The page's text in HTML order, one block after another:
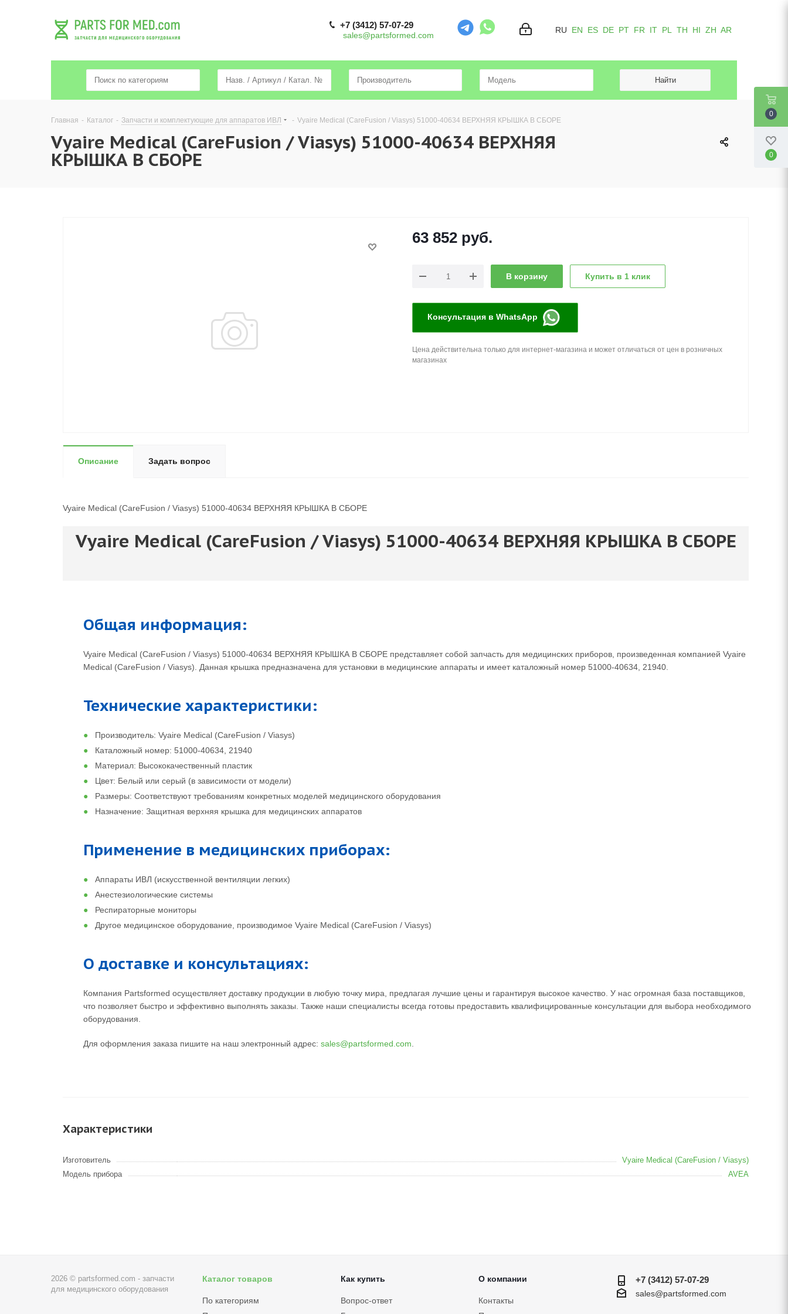
RU EN ES DE PT FR IT PL TH HI ZH AR
+7 (3412) 57-07-29
sales@partsformed.com
Главная - Каталог - Запчасти и комплектующие для аппаратов ИВЛ - Vyaire Medical (CareFusion / Viasys) 51000-40634 ВЕРХНЯЯ КРЫШКА В СБОРЕ
Vyaire Medical (CareFusion / Viasys) 51000-40634 ВЕРХНЯЯ
КРЫШКА В СБОРЕ
63 852 руб.
В корзину Купить в 1 клик
Консультация в WhatsApp
Цена действительна только для интернет-магазина и может отличаться от цен в розничных
магазинах
Описание Задать вопрос
Vyaire Medical (CareFusion / Viasys) 51000-40634 ВЕРХНЯЯ КРЫШКА В СБОРЕ
Vyaire Medical (CareFusion / Viasys) 51000-40634 ВЕРХНЯЯ КРЫШКА В СБОРЕ
Общая информация:
Vyaire Medical (CareFusion / Viasys) 51000-40634 ВЕРХНЯЯ КРЫШКА В СБОРЕ представляет собой запчасть для медицинских приборов, произведенная компанией Vyaire
Medical (CareFusion / Viasys). Данная крышка предназначена для установки в медицинские аппараты и имеет каталожный номер 51000-40634, 21940.
Технические характеристики:
Производитель: Vyaire Medical (CareFusion / Viasys)
Каталожный номер: 51000-40634, 21940
Материал: Высококачественный пластик
Цвет: Белый или серый (в зависимости от модели)
Размеры: Соответствуют требованиям конкретных моделей медицинского оборудования
Назначение: Защитная верхняя крышка для медицинских аппаратов
Применение в медицинских приборах:
Аппараты ИВЛ (искусственной вентиляции легких)
Анестезиологические системы
Респираторные мониторы
Другое медицинское оборудование, производимое Vyaire Medical (CareFusion / Viasys)
О доставке и консультациях:
Компания Partsformed осуществляет доставку продукции в любую точку мира, предлагая лучшие цены и гарантируя высокое качество. У нас огромная база поставщиков,
что позволяет быстро и эффективно выполнять заказы. Также наши специалисты всегда готовы предоставить квалифицированные консультации для выбора необходимого
оборудования.
Для оформления заказа пишите на наш электронный адрес: sales@partsformed.com
Характеристики
Изготовитель
Vyaire Medical (CareFusion / Viasys)
Модель прибора
AVEA
2026 © partsformed.com - запчасти
для медицинского оборудования
Каталог товаров
По категориям
Как купить
Вопрос-ответ
О компании
Контакты
+7 (3412) 57-07-29
sales@partsformed.com
0
0